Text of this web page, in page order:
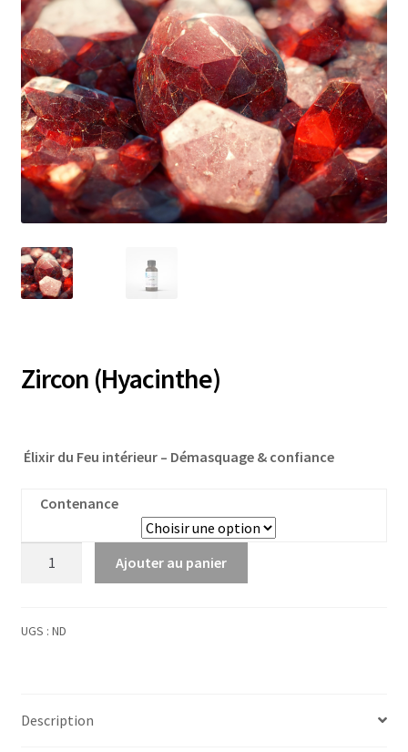
Zircon (Hyacinthe)
Élixir du Feu intérieur – Démasquage & confiance
Contenance
Ajouter au panier
UGS : ND
Description